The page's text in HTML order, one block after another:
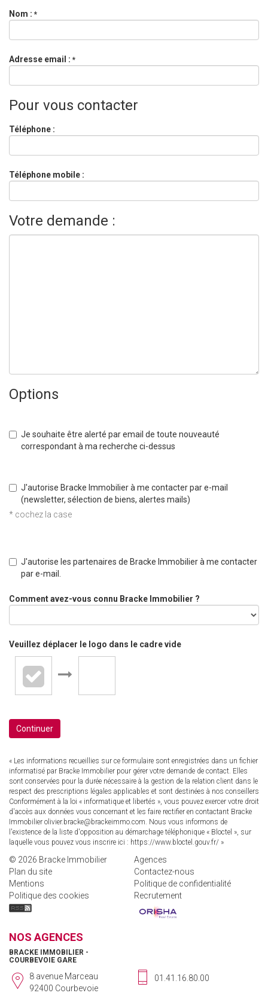
Nom : *
Adresse email : *
Pour vous contacter
Téléphone :
Téléphone mobile :
Votre demande :
Options
Je souhaite être alerté par email de toute nouveauté
correspondant à ma recherche ci-dessus
J'autorise Bracke Immobilier à me contacter par e-mail
(newsletter, sélection de biens, alertes mails)
* cochez la case
J'autorise les partenaires de Bracke Immobilier à me contacter
par e-mail.
Comment avez-vous connu Bracke Immobilier ?
Veuillez déplacer le logo dans le cadre vide
Continuer
« Les informations recueillies sur ce formulaire sont enregistrées dans un fichier
informatisé par Bracke Immobilier pour gérer votre demande de contact. Elles
sont conservées pour la durée nécessaire à la gestion de la relation client dans le
respect des prescriptions légales applicables et sont destinées à nos conseillers
Conformément à la loi « informatique et libertés », vous pouvez exercer votre droit
d'accès aux données vous concernant et les faire rectifier en contactant Bracke
Immobilier olivier.bracke@brackeimmo.com. Nous vous informons de
l'existence de la liste d'opposition au démarchage téléphonique « Bloctel », sur
laquelle vous pouvez vous inscrire ici : https://www.bloctel.gouv.fr/ »
© 2026 Bracke Immobilier
Agences
Plan du site
Contactez-nous
Mentions
Politique de confidentialité
Politique des cookies
Recrutement
NOS AGENCES
BRACKE IMMOBILIER -
COURBEVOIE GARE
8 avenue Marceau
92400 Courbevoie
01.41.16.80.00